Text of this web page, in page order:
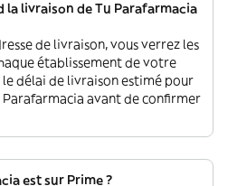
la livraison de Tu Parafarmacia
de livraison, vous verrez les
établissement de votre
le délai de livraison estimé pour
avant de confirmer
est sur Prime ?